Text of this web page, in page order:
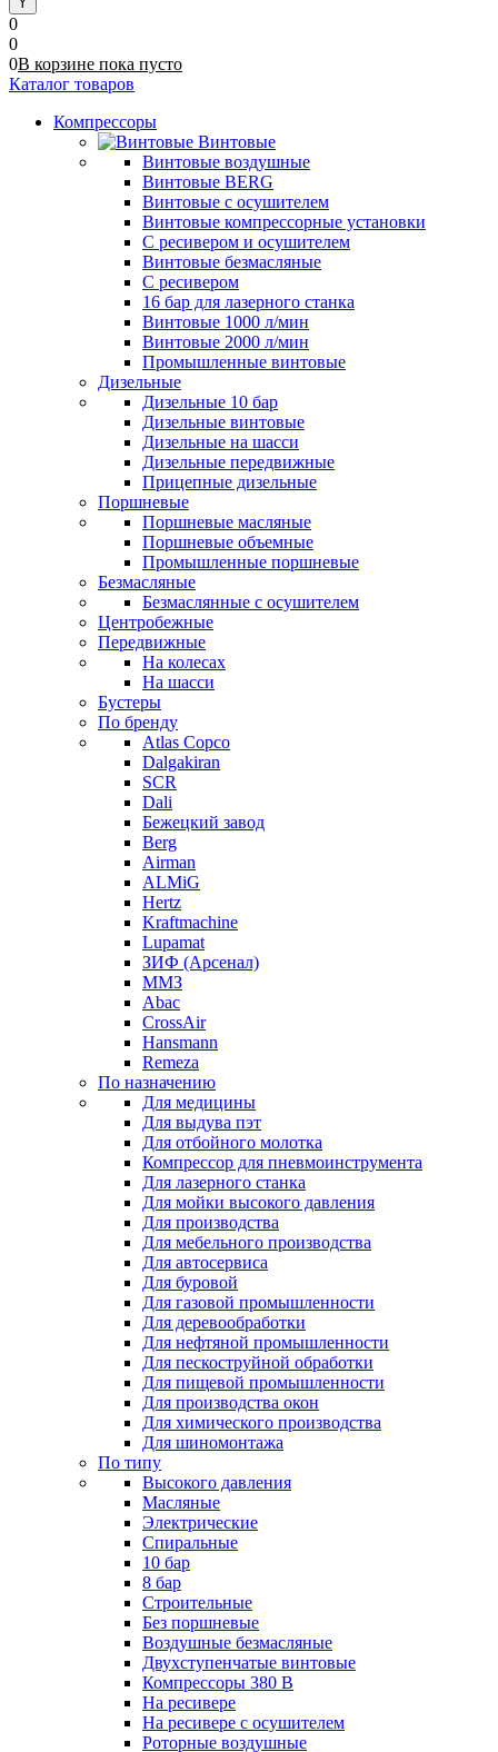
0
0
0В корзине пока пусто
Каталог товаров
Компрессоры
Винтовые
Винтовые воздушные
Винтовые BERG
Винтовые с осушителем
Винтовые компрессорные установки
C ресивером и осушителем
Винтовые безмасляные
C ресивером
16 бар для лазерного станка
Винтовые 1000 л/мин
Винтовые 2000 л/мин
Промышленные винтовые
Дизельные
Дизельные 10 бар
Дизельные винтовые
Дизельные на шасси
Дизельные передвижные
Прицепные дизельные
Поршневые
Поршневые масляные
Поршневые объемные
Промышленные поршневые
Безмасляные
Безмаслянные с осушителем
Центробежные
Передвижные
На колесах
На шасси
Бустеры
По бренду
Atlas Copco
Dalgakiran
SCR
Dali
Бежецкий завод
Berg
Airman
ALMiG
Hertz
Kraftmachine
Lupamat
ЗИФ (Арсенал)
ММЗ
Abac
CrossAir
Hansmann
Remeza
По назначению
Для медицины
Для выдува пэт
Для отбойного молотка
Компрессор для пневмоинструмента
Для лазерного станка
Для мойки высокого давления
Для производства
Для мебельного производства
Для автосервиса
Для буровой
Для газовой промышленности
Для деревообработки
Для нефтяной промышленности
Для пескоструйной обработки
Для пищевой промышленности
Для производства окон
Для химического производства
Для шиномонтажа
По типу
Высокого давления
Масляные
Электрические
Спиральные
10 бар
8 бар
Cтроительные
Без поршневые
Воздушные безмасляные
Двухступенчатые винтовые
Компрессоры 380 В
На ресивере
На ресивере с осушителем
Роторные воздушные